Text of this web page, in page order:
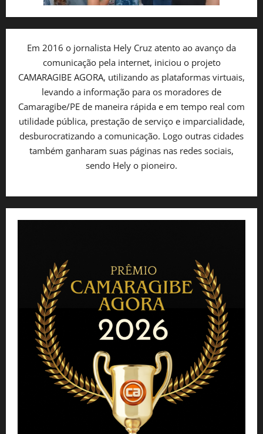
Em 2016 o jornalista Hely Cruz atento ao avanço da
comunicação pela internet, iniciou o projeto
CAMARAGIBE AGORA, utilizando as plataformas virtuais,
levando a informação para os moradores de
Camaragibe/PE de maneira rápida e em tempo real com
utilidade pública, prestação de serviço e imparcialidade,
desburocratizando a comunicação. Logo outras cidades
também ganharam suas páginas nas redes sociais,
sendo Hely o pioneiro.